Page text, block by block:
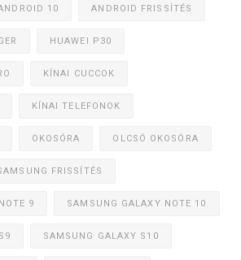
10 ANDROID FRISSÍTÉS
HUAWEI P30
KÍNAI CUCCOK
KÍNAI TELEFONOK
OKOSÓRA OLCSÓ OKOSÓRA
FRISSÍTÉS
9 SAMSUNG GALAXY NOTE 10
SAMSUNG GALAXY S10